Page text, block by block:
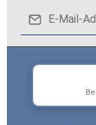
Datenschutz
Ich habe die
Kenntnis
bin mit
Loading...
Um